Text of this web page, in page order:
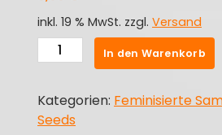
inkl. 19 % MwSt. zzgl. Versand
Cannabis
Samen
X
Mango
In den Warenkorb
Kategorien: Feminisierte
Seeds